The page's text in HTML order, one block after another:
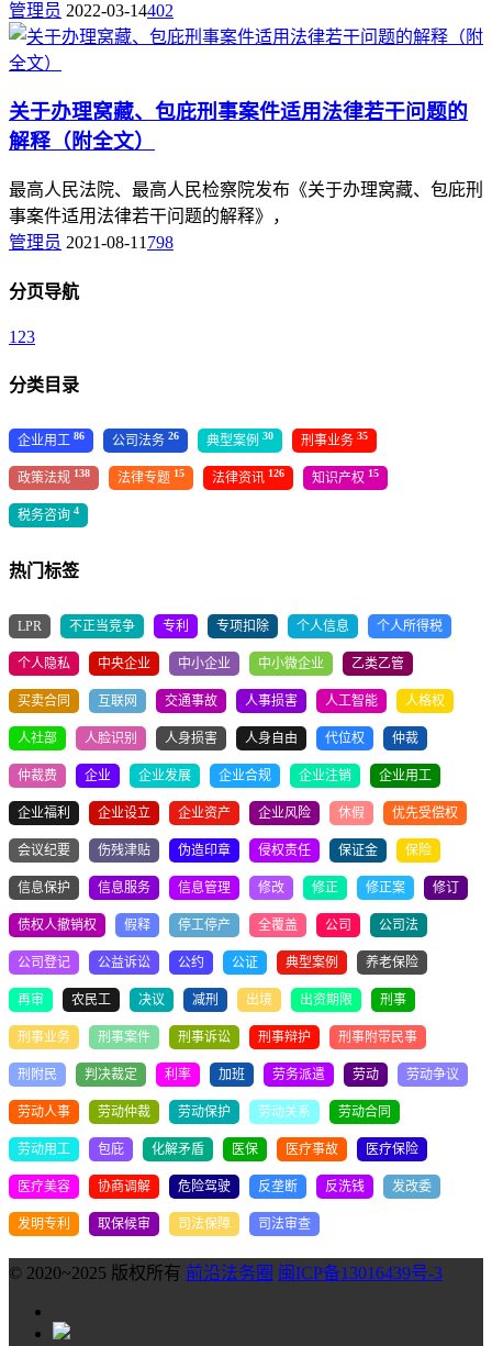
管理员 2022-03-14402
关于办理窝藏、包庇刑事案件适用法律若干问题的
解释（附全文）
最高人民法院、最高人民检察院发布《关于办理窝藏、包庇刑
事案件适用法律若干问题的解释》，
管理员 2021-08-11 798
分页导航
1 23
分类目录
企业用工 86 公司法务 26 典型案例 30 刑事业务 35
政策法规 138 法律专题 15 法律资讯 126 知识产权 15
税务咨询 4
热门标签
LPR 不正当竞争 专利 专项扣除 个人信息 个人所得税
个人隐私 中央企业 中小企业 中小微企业 乙类乙管
买卖合同 互联网 交通事故 人事损害 人工智能 人格权
人社部 人脸识别 人身损害 人身自由 代位权 仲裁
仲裁费 企业 企业发展 企业合规 企业注销 企业用工
企业福利 企业设立 企业资产 企业风险 休假 优先受偿权
会议纪要 伤残津贴 伪造印章 侵权责任 保证金 保险
信息保护 信息服务 信息管理 修改 修正 修正案 修订
债权人撤销权 假释 停工停产 全覆盖 公司 公司法
公司登记 公益诉讼 公约 公证 典型案例 养老保险
再审 农民工 决议 减刑 出境 出资期限 刑事
刑事业务 刑事案件 刑事诉讼 刑事辩护 刑事附带民事
刑附民 判决裁定 利率 加班 劳务派遣 劳动 劳动争议
劳动人事 劳动仲裁 劳动保护 劳动关系 劳动合同
劳动用工 包庇 化解矛盾 医保 医疗事故 医疗保险
医疗美容 协商调解 危险驾驶 反垄断 反洗钱 发改委
发明专利 取保候审 司法保障 司法审查
© 2020~2025 版权所有 前沿法务圈 闽ICP备13016439号-3